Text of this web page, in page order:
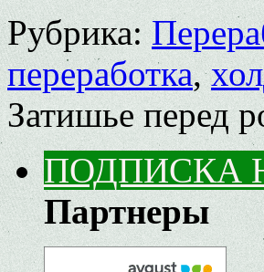
Рубрика:
переработка,
Затишье перед
ПОДПИСКА
Партнеры